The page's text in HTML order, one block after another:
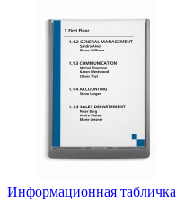
Информационная табличка